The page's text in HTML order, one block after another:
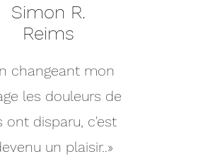
Simon R.
Reims
changeant mon
les douleurs de
ont disparu, c'est
un plaisir..»